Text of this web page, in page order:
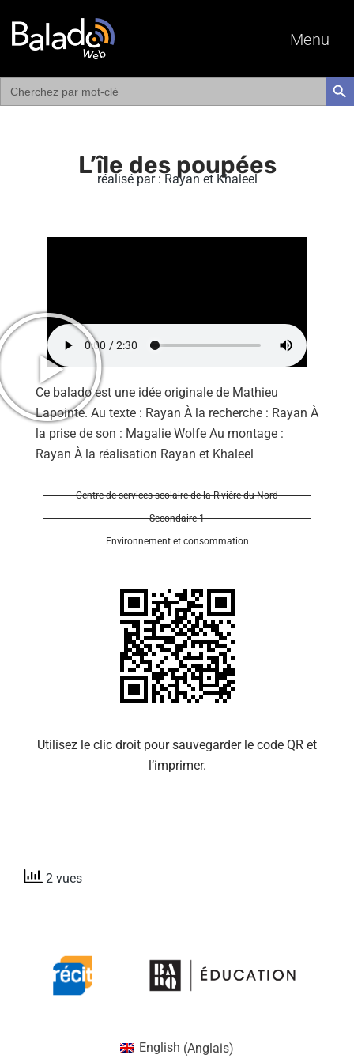
Menu
Search
for:
L’île des poupées
réalisé par : Rayan et Khaleel
Ce balado est une idée originale de Mathieu
Lapointe. Au texte : Rayan À la recherche : Rayan À
la prise de son : Magalie Wolfe Au montage :
Rayan À la réalisation Rayan et Khaleel
Centre de services scolaire de la Rivière-du-Nord
Secondaire 1
Environnement et consommation
Utilisez le clic droit pour sauvegarder le code QR et
l’imprimer.
2 vues
English (Anglais)